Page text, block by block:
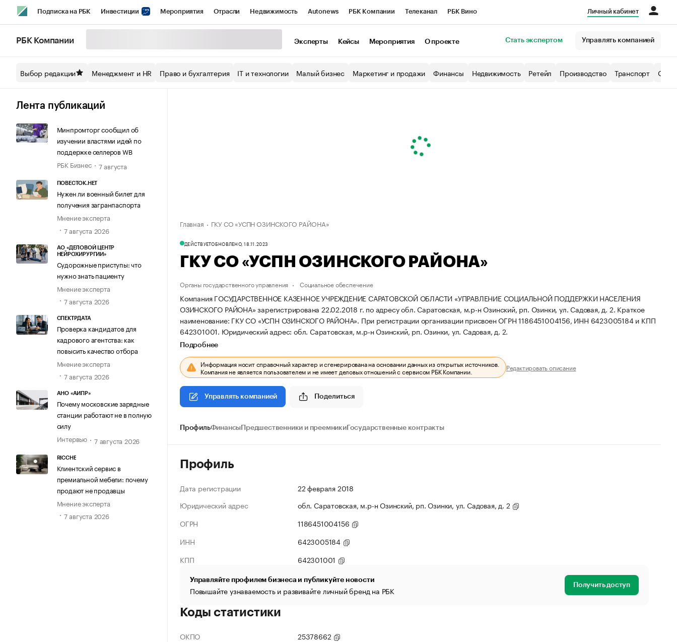
Подписка на РБК Инвестиции Мероприятия Отрасли Недвижимость Autonews РБК Компании Телеканал РБК Вино
Спецпроекты СПб Конференции СПб Спецпроекты Экономика Бизнес
Технологии и медиа
Личный кабинет
РБК Компании Эксперты Кейсы Мероприятия О проекте Стать экспертом Управлять компанией
Выбор редакции Менеджмент и HR Право и бухгалтерия IT и технологии Малый бизнес Маркетинг и продажи Финансы Недвижимость Ретейл Производство Транспорт
Лента публикаций
Минпромторг сообщил об
изучении властями идей по
поддержке селлеров WB
РБК Бизнес
7 августа
ПОВЕСТОК.НЕТ
Нужен ли военный билет для
получения загранпаспорта
Мнение эксперта
7 августа 2026
АО «ДЕЛОВОЙ ЦЕНТР
НЕЙРОХИРУРГИИ»
Судорожные приступы: что
нужно знать пациенту
Мнение эксперта
7 августа 2026
СПЕКТРДАТА
Проверка кандидатов для
кадрового агентства: как
повысить качество отбора
Мнение эксперта
7 августа 2026
АНО «АИПР»
Почему московские зарядные
станции работают не в полную
силу
Интервью
7 августа 2026
RICCHE
Клиентский сервис в
премиальной мебели: почему
продают не продавцы
Мнение эксперта
7 августа 2026
Главная ГКУ СО «УСПН ОЗИНСКОГО РАЙОНА»
ДЕЙСТВУЕТОБНОВЛЕНО, 18.11.2023
ГКУ СО «УСПН ОЗИНСКОГО РАЙОНА»
Органы государственного управления Социальное обеспечение
Компания ГОСУДАРСТВЕННОЕ КАЗЕННОЕ УЧРЕЖДЕНИЕ САРАТОВСКОЙ ОБЛАСТИ «УПРАВЛЕНИЕ СОЦИАЛЬНОЙ ПОДДЕРЖКИ НАСЕЛЕНИЯ
ОЗИНСКОГО РАЙОНА» зарегистрирована 22.02.2018 г. по адресу обл. Саратовская, м.р-н Озинский, рп. Озинки, ул. Садовая, д. 2. Краткое
наименование: ГКУ СО «УСПН ОЗИНСКОГО РАЙОНА». При регистрации организации присвоен ОГРН 1186451004156, ИНН 6423005184 и КПП
642301001. Юридический адрес: обл. Саратовская, м.р-н Озинский, рп. Озинки, ул. Садовая, д. 2.
Подробнее
Информация носит справочный характер и сгенерирована на основании данных из открытых источников.
Компания не является пользователем и не имеет деловых отношений с сервисом РБК Компании. Редактировать описание
Управлять компанией Поделиться
ПрофильФинансы Предшественники и преемникиГосударственные контракты
Профиль
Дата регистрации
22 февраля 2018
Юридический адрес
обл. Саратовская, м.р-н Озинский, рп. Озинки, ул. Садовая, д. 2
ОГРН
1186451004156
ИНН
6423005184
КПП
642301001
Управляйте профилем бизнеса и публикуйте новости
Повышайте узнаваемость и развивайте личный бренд на РБК Получить доступ
Коды статистики
ОКПО
25378662